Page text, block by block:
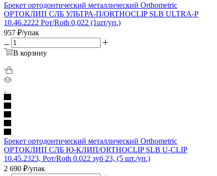
Брекет ортодонтический металлический Orthometric
ОРТОКЛИП СЛБ УЛЬТРА-П/ORTHOCLIP SLB ULTRA-P
10.46.2222 Рот/Roth 0,022 (1шт/уп.)
957 ₽/упак
В корзину
Брекет ортодонтический металлический Orthometric
ОРТОКЛИП СЛБ Ю-КЛИП/ORTHOCLIP SLB U-CLIP
10.45.2323, Рот/Roth 0.022 зуб 23, (5 шт./уп.)
2 690 ₽/упак